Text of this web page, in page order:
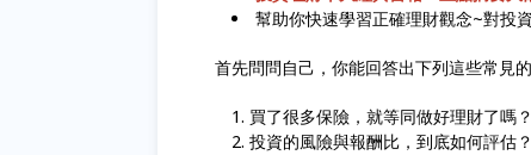
幫助你快速學習正確理財觀念~對投
首先問問自己，你能回答出下列這些常見
買了很多保險，就等同做好理財了嗎？
投資的風險與報酬比，到底如何評估？